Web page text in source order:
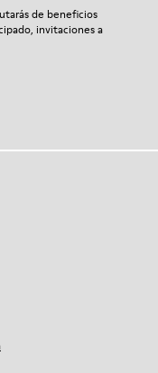
de beneficios
invitaciones a